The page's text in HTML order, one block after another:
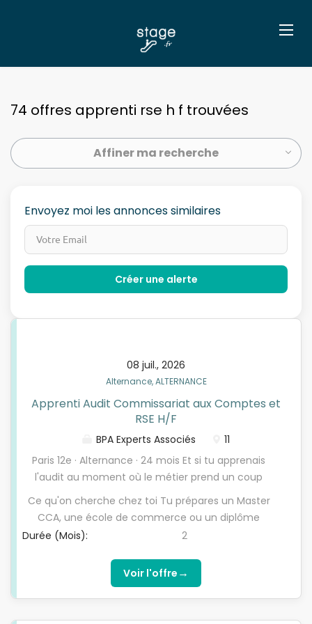
74 offres apprenti rse h f trouvées
Affiner ma recherche
Envoyez moi les annonces similaires
08 juil., 2026
Alternance, ALTERNANCE
Apprenti Audit Commissariat aux Comptes et
RSE H/F
BPA Experts Associés
11
Paris 12e · Alternance · 24 mois Et si tu apprenais
l'audit au moment où le métier prend un coup
d'avance ? Auditer une entreprise, ce n'est pas
cocher des cases. C'est comprendre comment elle
fonctionne, repérer ce qui cloche, sécuriser les
chiffres et les engagements sur lesquels un
dirigeant prend ses décisions. Aujourd'hui, ce métier
ajoute deux dimensions passionnantes : la
Ce qu'on cherche chez toi Tu prépares un Master
CCA, une école de commerce ou un diplôme
équivalent, idéalement avec 2 ans d'apprentissage
principes comptables et financiers, de la capacité
d'analyse et de l'esprit critique, de la rigueur dans le
suivi de tes dossiers, de l'aisance relationnelle, de la
curiosité pour les enjeux RSE et de l'appétence pour
Durée (Mois): 2
Voir l'offre →